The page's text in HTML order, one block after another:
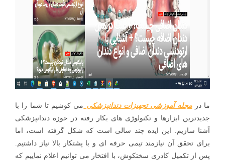
ما درمجله آموزشی تجهیزات دندانپزشکی می کوشیم تا شما را با
جدیدترین ابزارها و تکنولوژی های بکار رفته در حوزه دندانپزشکی
آشنا سازیم. این ایده چند سالی است که شکل گرفته است، اما
برای تحقق آن نیازمند تیمی حرفه ای و با پشتکار بالا نیاز داشتیم.
پس از تکمیل کادری سختکوش، با افتخار می توانیم اعلام نماییم که